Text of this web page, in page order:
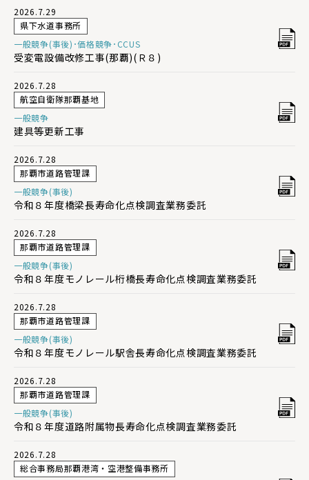
2026.7.29
県下水道事務所
一般競争(事後)･価格競争･CCUS
受変電設備改修工事(那覇)(Ｒ８)
2026.7.28
航空自衛隊那覇基地
一般競争
建具等更新工事
2026.7.28
那覇市道路管理課
一般競争(事後)
令和８年度橋梁長寿命化点検調査業務委託
2026.7.28
那覇市道路管理課
一般競争(事後)
令和８年度モノレール桁橋長寿命化点検調査業務委託
2026.7.28
那覇市道路管理課
一般競争(事後)
令和８年度モノレール駅舎長寿命化点検調査業務委託
2026.7.28
那覇市道路管理課
一般競争(事後)
令和８年度道路附属物長寿命化点検調査業務委託
2026.7.28
総合事務局那覇港湾・空港整備事務所